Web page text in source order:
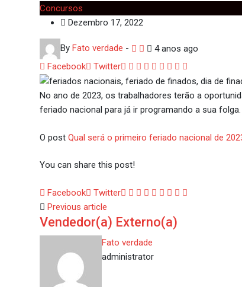
Concursos
Dezembro 17, 2022
By Fato verdade - 4 anos ago
Facebook
Twitter Google+
LinkedIn
Whatsapp
StumbleUpon
Tumblr
Pinterest
Reddit
Share
via
Email
No ano de 2023, os trabalhadores terão a
feriado nacional para já ir programando a sua folga.
O post Qual será o primeiro feriado nacional de
You can share this post!
Facebook Twitter Google+
LinkedIn
Whatsapp
StumbleUpon
Tumblr
Pinterest
Reddit
Share
Previous article
Vendedor(a) Externo(a)
Fato verdade
administrator